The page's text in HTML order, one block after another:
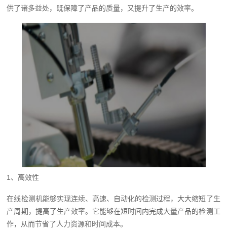
供了诸多益处，既保障了产品的质量，又提升了生产的效率。
1、高效性
在线检测机能够实现连续、高速、自动化的检测过程，大大缩短了生
产周期，提高了生产效率。它能够在短时间内完成大量产品的检测工
作，从而节省了人力资源和时间成本。